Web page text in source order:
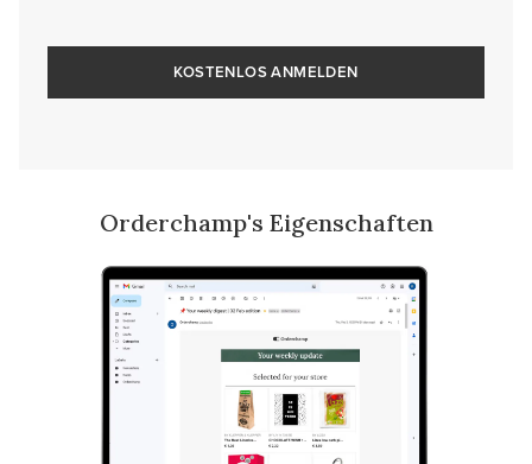
KOSTENLOS ANMELDEN
Orderchamp's Eigenschaften